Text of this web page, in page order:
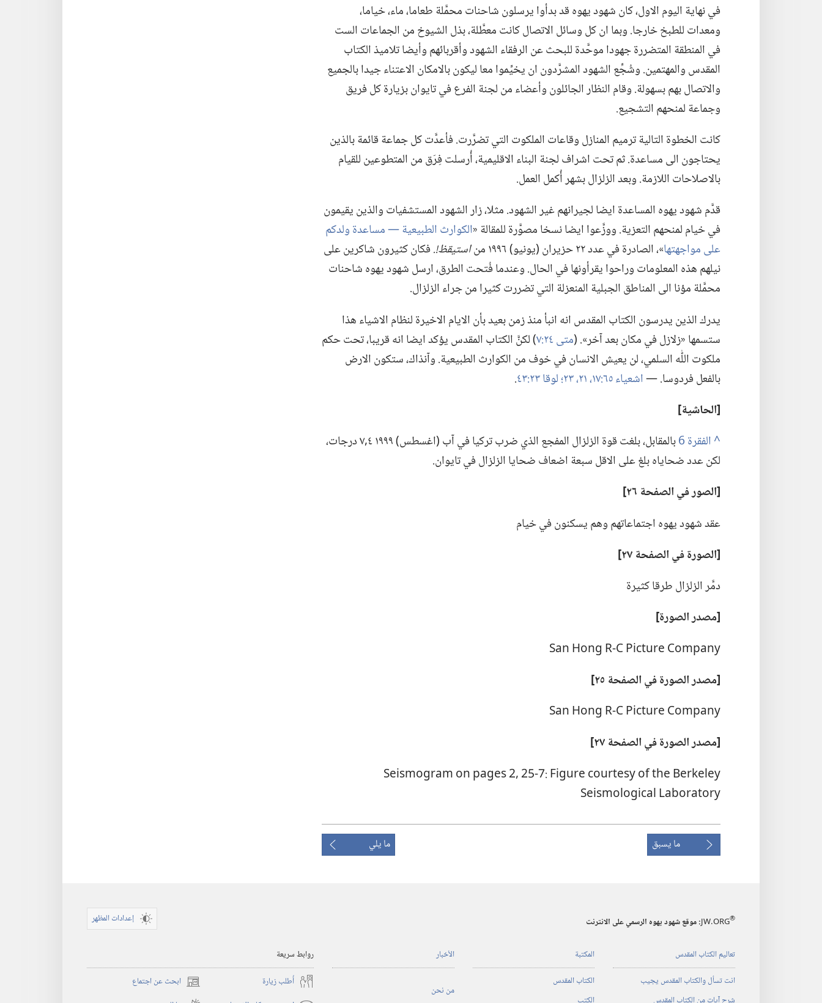
في نهاية اليوم الاول،‏ كان شهود يهوه قد بدأوا يرسلون شاحنات محمَّلة طعاما،‏ ماء،‏ خياما،‏
ومعدات للطبخ خارجا.‏ وبما ان كل وسائل الاتصال كانت معطَّلة،‏ بذل الشيوخ من الجماعات الست
في المنطقة المتضررة جهودا موحَّدة للبحث عن الرفقاء الشهود وأقربائهم وأيضا تلاميذ الكتاب
المقدس والمهتمين.‏ وشُجِّع الشهود المشرَّدون ان يخيِّموا معا ليكون بالامكان الاعتناء جيدا بالجميع
والاتصال بهم بسهولة.‏ وقام النظار الجائلون وأعضاء من لجنة الفرع في تايوان بزيارة كل فريق
وجماعة لمنحهم التشجيع.‏
كانت الخطوة التالية ترميم المنازل وقاعات الملكوت التي تضرَّرت.‏ فأعدَّت كل جماعة قائمة بالذين
يحتاجون الى مساعدة.‏ ثم تحت اشراف لجنة البناء الاقليمية،‏ أُرسلت فِرَق من المتطوعين للقيام
بالاصلاحات اللازمة.‏ وبعد الزلزال بشهر أُكمل العمل.‏
قدَّم شهود يهوه المساعدة ايضا لجيرانهم غير الشهود.‏ مثلا،‏ زار الشهود المستشفيات والذين يقيمون
في خيام لمنحهم التعزية.‏ ووزَّعوا ايضا نسخا مصوَّرة للمقالة «‏الكوارث الطبيعية —‏ مساعدة ولدكم
على مواجهتها‏»،‏ الصادرة في عدد ٢٢ حزيران (‏يونيو)‏ ١٩٩٦ من استيقظ!‏.‏فكان كثيرون شاكرين على
نيلهم هذه المعلومات وراحوا يقرأونها في الحال.‏ وعندما فُتحت الطرق،‏ ارسل شهود يهوه شاحنات
محمَّلة مؤنا الى المناطق الجبلية المنعزلة التي تضررت كثيرا من جراء الزلزال.‏
يدرك الذين يدرسون الكتاب المقدس انه انبأ منذ زمن بعيد بأن الايام الاخيرة لنظام الاشياء هذا
ستسمها «زلازل في مكان بعد آخر».‏ (‏متى ٢٤:‏٧
‏)‏ لكنَّ الكتاب المقدس يؤكد ايضا انه قريبا،‏ تحت حكم
ملكوت اللّٰه السلمي،‏ لن يعيش الانسان في خوف من الكوارث الطبيعية.‏ وآنذاك،‏ ستكون الارض
بالفعل فردوسا.‏ —‏اشعياء ٦٥:‏١٧،‏ لوقا ٢٣:‏٤٣
‏.‏
‏[الحاشية]‏
^
بالمقابل،‏ بلغت قوة الزلزال المفجع الذي ضرب تركيا في آب (‏اغسطس)‏ ١٩٩٩ ٤‏,٧ درجات،‏
لكن عدد ضحاياه بلغ على الاقل سبعة اضعاف ضحايا الزلزال في تايوان.‏
‏[الصورفيالصفحة ٢٦]‏
عقد شهود يهوه اجتماعاتهم وهم يسكنون في خيام
‏[الصورةفيالصفحة ٢٧]‏
دمَّر الزلزال طرقا كثيرة
‏[مصدر الصورة]‏
San Hong R-C Picture Company
‏[مصدر الصورةفيالصفحة ٢٥]‏
San Hong R-C Picture Company
‏[مصدر الصورةفيالصفحة ٢٧]‏
Seismogram on pages 2,‎ 25-7: Figure courtesy of the Berkeley
Seismological Laboratory
ما يسبق ما يلي
JW.ORG® :‏ موقع شهود يهوه الرسمي على الانترنت إعدادات المظهر
تعاليم الكتاب المقدس
انت تسأل والكتاب المقدس يجيب
المكتبة
الكتاب المقدس
الأخبار
من نحن
روابط سريعة
أُطلب زيارة
ابحث عن اجتماع (يفتح